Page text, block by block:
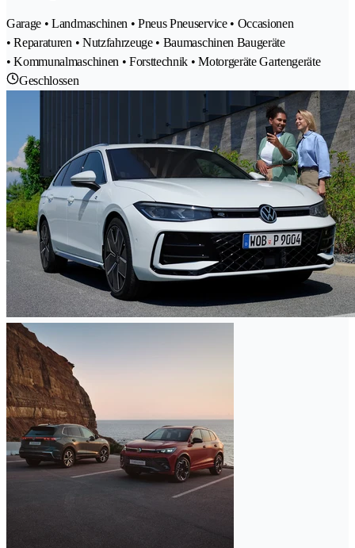
Garage • Landmaschinen • Pneus Pneuservice • Occasionen
• Reparaturen • Nutzfahrzeuge • Baumaschinen Baugeräte
• Kommunalmaschinen • Forsttechnik • Motorgeräte Gartengeräte
Geschlossen